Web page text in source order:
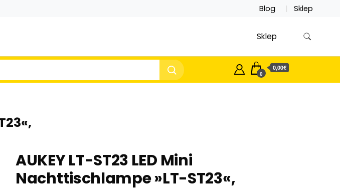
Blog Sklep
Sklep
0
0,00€
AUKEY LT-ST23 LED Mini
Nachttischlampe »LT-ST23«,